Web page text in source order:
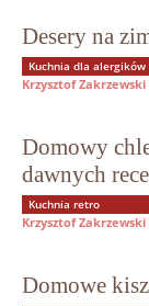
Desery na
Kuchnia dla alergików
Krzysztof Zakrzewski
Domowy
dawnych
Kuchnia retro
Krzysztof Zakrzewski
Domowe